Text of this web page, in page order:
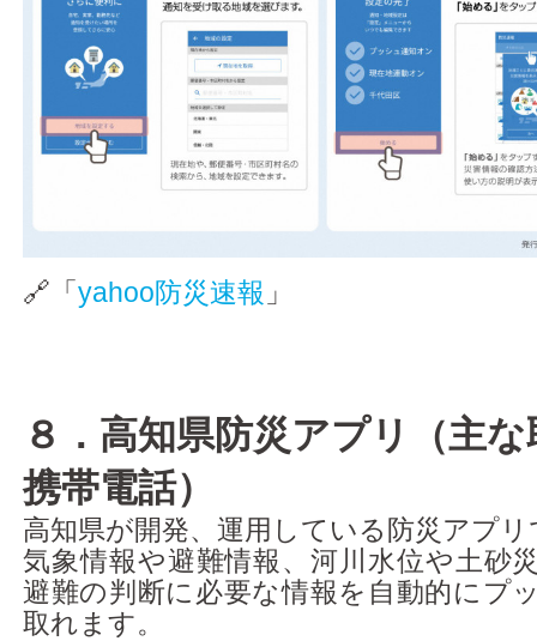
🔗「yahoo防災速報 」
８．高知県防災アプリ（主
携帯電話）
高知県が開発、運用している防災アプリ
気象情報や避難情報、河川水位や土砂
避難の判断に必要な情報を自動的にプ
取れます。